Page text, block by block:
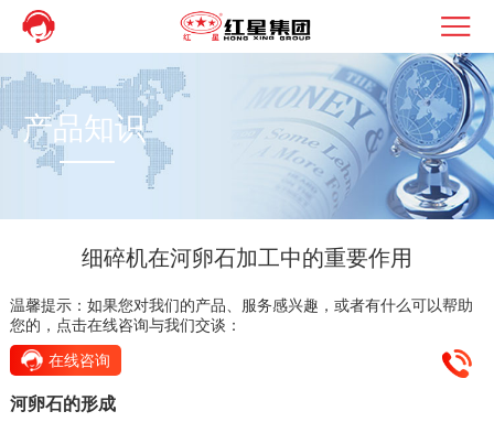
产品知识
细碎机在河卵石加工中的重要作用
温馨提示：如果您对我们的产品、服务感兴趣，或者有什么可以帮助
您的，点击在线咨询与我们交谈：
在线咨询
河卵石的形成